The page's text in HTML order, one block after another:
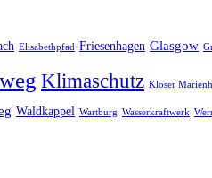
Elisabethpfad Friesenhagen Glasgow
Klimaschutz Kloser
Waldkappel Wartburg Wasserkraftwerk